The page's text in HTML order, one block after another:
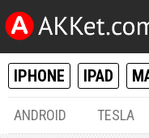
IPHONE IPAD
ANDROID TESLA